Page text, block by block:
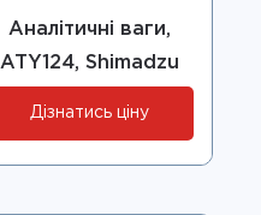
Аналітичні ваги,
ATY124, Shimadzu
Дізнатись ціну